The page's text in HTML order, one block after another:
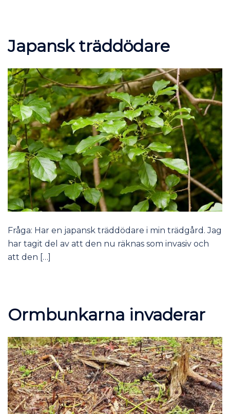
Japansk träddödare
Fråga: Har en japansk träddödare i min trädgård. Jag
har tagit del av att den nu räknas som invasiv och
att den […]
Ormbunkarna invaderar